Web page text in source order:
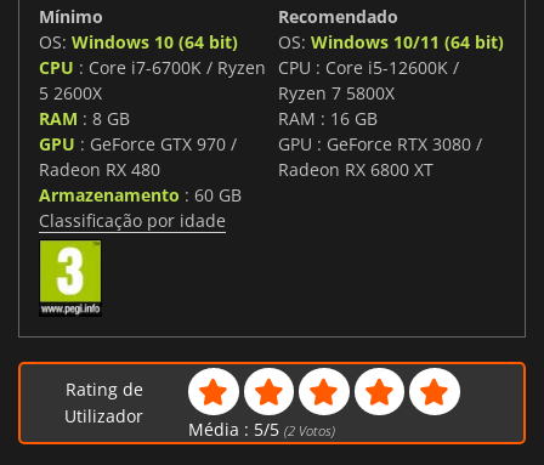
Mínimo
OS: Windows 10 (64 bit)
CPU : Core i7-6700K / Ryzen
5 2600X
RAM : 8 GB
GPU : GeForce GTX 970 /
Radeon RX 480
Armazenamento : 60 GB
Recomendado
OS: Windows 10/11 (64 bit)
CPU : Core i5-12600K /
Ryzen 7 5800X
RAM : 16 GB
GPU : GeForce RTX 3080 /
Radeon RX 6800 XT
Classificação por idade
Rating de
Utilizador
Média : 5/5 (2Votos)